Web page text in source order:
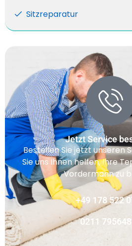
Sitzreparatur
Jetzt Service
Bestellen Sie jetzt unseren
Sie uns Ihnen helfen, Ihre
Vordermann zu
+49 178 522
0211